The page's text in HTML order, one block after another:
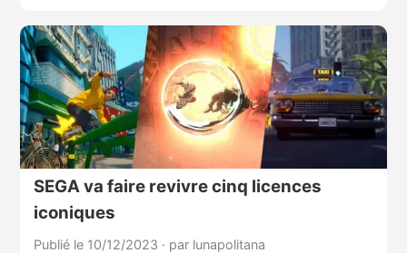
SEGA va faire revivre cinq licences
iconiques
Publié le 10/12/2023 · par lunapolitana